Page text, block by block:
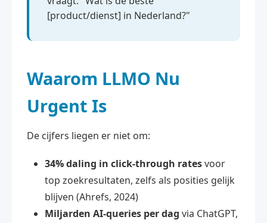
[product/dienst] in Nederland?"
Waarom LLMO Nu
Urgent Is
De cijfers liegen er niet om:
34% daling in click-through ratesvoor
top zoekresultaten, zelfs als posities gelijk
blijven (Ahrefs, 2024)
Miljarden AI-queries per dag via ChatGPT,